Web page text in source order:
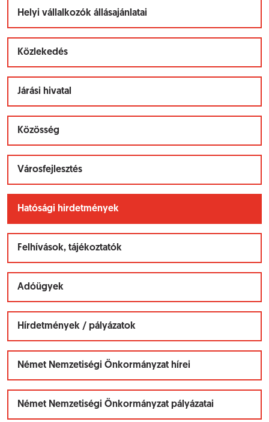
Helyi vállalkozók állásajánlatai
Közlekedés
Járási hivatal
Közösség
Városfejlesztés
Hatósági hirdetmények
Felhívások, tájékoztatók
Adóügyek
Hírdetmények / pályázatok
Német Nemzetiségi Önkormányzat hírei
Német Nemzetiségi Önkormányzat pályázatai